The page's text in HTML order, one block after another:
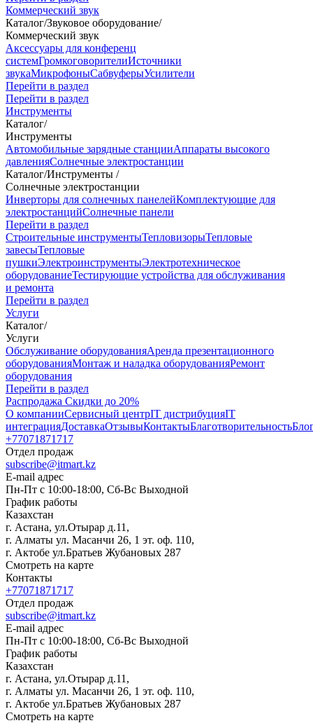
Коммерческий звук
Каталог/Звуковое оборудование/
Коммерческий звук
Аксессуары для конференц
системГромкоговорителиИсточники
звукаМикрофоныСабвуферыУсилители
Перейти в раздел
Перейти в раздел
Инструменты
Каталог/
Инструменты
Автомобильные зарядные станцииАппараты высокого
давленияСолнечные электростанции
Каталог/Инструменты /
Солнечные электростанции
Инверторы для солнечных панелейКомплектующие для
электростанцийСолнечные панели
Перейти в раздел
Строительные инструментыТепловизорыТепловые
завесыТепловые
пушкиЭлектроинструментыЭлектротехническое
оборудованиеТестирующие устройства для обслуживания
и ремонта
Перейти в раздел
Услуги
Каталог/
Услуги
Oбслуживание оборудованияАренда презентационного
оборудованияМонтаж и наладка оборудованияРемонт
оборудования
Перейти в раздел
Распродажа Скидки до 20%
О компанииСервисный центрIT дистрибуцияIT
интеграцияДоставкаОтзывыКонтактыБлаготворительность
+77071871717
Отдел продаж
subscribe@itmart.kz
E-mail адрес
Пн-Пт с 10:00-18:00, Сб-Вс Выходной
График работы
Казахстан
г. Астана, ул.Отырар д.11,
г. Алматы ул. Масанчи 26, 1 эт. оф. 110,
г. Актобе ул.Братьев Жубановых 287
Смотреть на карте
Контакты
+77071871717
Отдел продаж
subscribe@itmart.kz
E-mail адрес
Пн-Пт с 10:00-18:00, Сб-Вс Выходной
График работы
Казахстан
г. Астана, ул.Отырар д.11,
г. Алматы ул. Масанчи 26, 1 эт. оф. 110,
г. Актобе ул.Братьев Жубановых 287
Смотреть на карте